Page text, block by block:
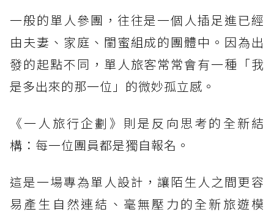
一般的單人參團，往往是一個人插足進已經
由夫妻、家庭、閨蜜組成的團體中。因為出
發的起點不同，單人旅客常常會有一種「我
是多出來的那一位」的微妙孤立感。
《一人旅行企劃》則是反向思考的全新結
構：每一位團員都是獨自報名。
這是一場專為單人設計，讓陌生人之間更容
易產生自然連結、毫無壓力的全新旅遊模